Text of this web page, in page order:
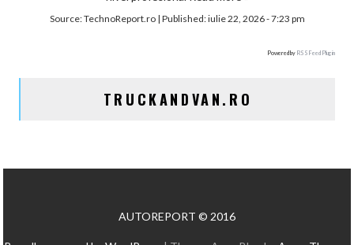
Source:TechnoReport.ro| Published:iulie 22, 2026 - 7:23 pm
Powered by RSS Feed Plugin
TRUCKANDVAN.RO
AUTOREPORT © 2016